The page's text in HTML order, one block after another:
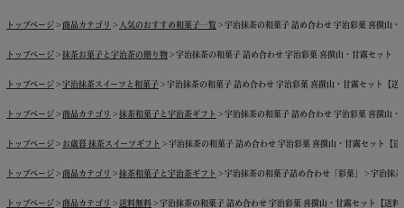
トップページ 商品カテゴリ 人気のおすすめ和菓子一覧 宇治抹茶の和菓子 詰め合わせ 宇治彩菓 喜撰山
トップページ 抹茶お菓子と宇治茶の贈り物 宇治抹茶の和菓子 詰め合わせ 宇治彩菓 喜撰山・甘露セット
トップページ 宇治抹茶スイーツと和菓子 宇治抹茶の和菓子 詰め合わせ 宇治彩菓 喜撰山・甘露セット【
トップページ 商品カテゴリ 抹茶和菓子と宇治茶ギフト 宇治抹茶の和菓子 詰め合わせ 宇治彩菓 喜撰山
トップページ お歳暮 抹茶スイーツギフト 宇治抹茶の和菓子 詰め合わせ 宇治彩菓 喜撰山・甘露セット【
トップページ 商品カテゴリ 抹茶和菓子と宇治茶ギフト 宇治抹茶の和菓子詰め合わせ「彩菓」 宇治抹
トップページ 商品カテゴリ 送料無料 宇治抹茶の和菓子 詰め合わせ 宇治彩菓 喜撰山・甘露セット【送